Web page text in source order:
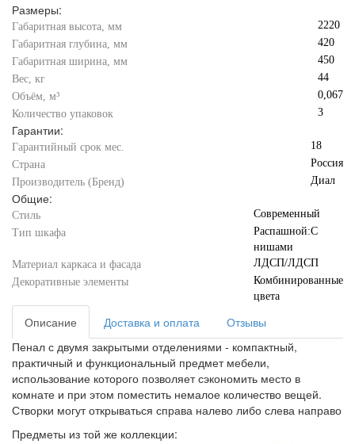
Размеры:
Габаритная высота, мм
2220
Габаритная глубина, мм
420
Габаритная ширина, мм
450
Вес, кг
44
Объём, м³
0,067
Количество упаковок
3
Гарантии:
Гарантийный срок мес.
18
Страна
Россия
Производитель (Бренд)
Диал
Общие:
Стиль
Современный
Тип шкафа
Распашной:С
нишами
Материал каркаса и фасада
ЛДСП/ЛДСП
Декоративные элементы
Комбинированные
цвета
Описание Доставка и оплата
Отзывы
Пенал с двумя закрытыми отделениями - компактный,
практичный и функциональный предмет мебели,
использование которого позволяет сэкономить место в
комнате и при этом поместить немалое количество вещей.
Створки могут открываться справа налево либо слева направо
Предметы из той же коллекции: